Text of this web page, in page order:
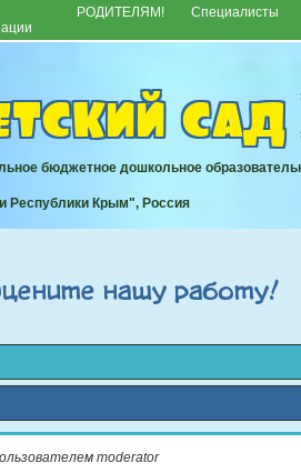
РОДИТЕЛЯМ! Специалисты
бюджетное дошкольное
Республики Крым", Россия
нашу работу!
moderator